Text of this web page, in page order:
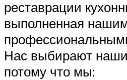
реставрации
выполненная
Нас выбирают
потому что мы: